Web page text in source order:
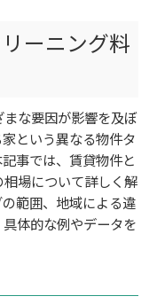
ーニング料
な要因が影響を及ぼ
という異なる物件タ
事では、賃貸物件と
場について詳しく解
範囲、地域による違
体的な例やデータを